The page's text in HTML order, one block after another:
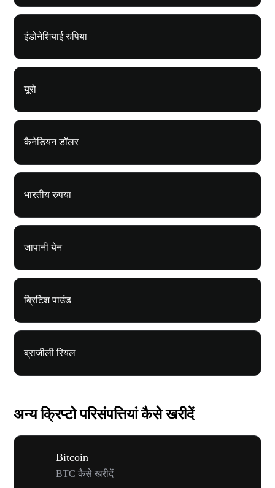
इंडोनेशियाई रुपिया
यूरो
कैनेडियन डॉलर
भारतीय रुपया
जापानी येन
ब्रिटिश पाउंड
ब्राजीली रियल
अन्य क्रिप्टो परिसंपत्तियां कैसे खरीदें
Bitcoin
BTC कैसे खरीदें